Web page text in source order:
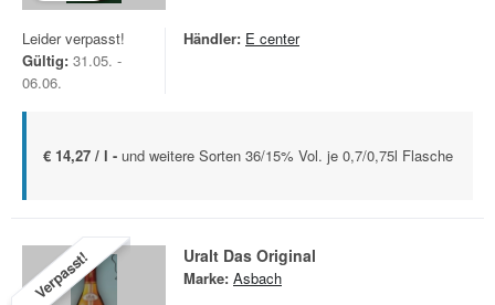
Leider verpasst!
Gültig: 31.05. -
06.06.
Händler: E center
€ 14,27 / l - und weitere Sorten 36/15% Vol. je 0,7/0,75l Flasche
Verpasst! Uralt Das Original
Marke: Asbach